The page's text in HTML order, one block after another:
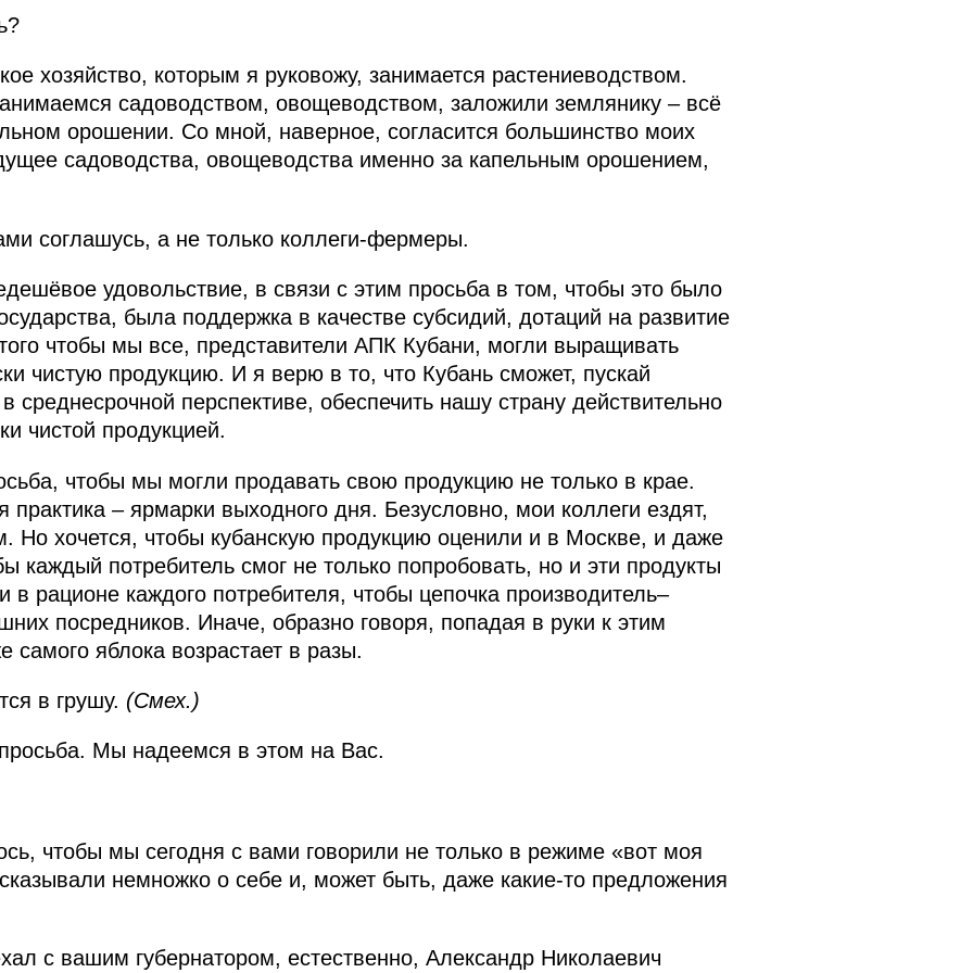
хозяйство, которым я руковожу, занимается растениеводством.
садоводством, овощеводством, заложили землянику – всё
орошении. Со мной, наверное, согласится большинство моих
садоводства, овощеводства именно за капельным орошением,
соглашусь, а не только коллеги-фермеры.
удовольствие, в связи с этим просьба в том, чтобы это было
была поддержка в качестве субсидий, дотаций на развитие
чтобы мы все, представители АПК Кубани, могли выращивать
чистую продукцию. И я верю в то, что Кубань сможет, пускай
среднесрочной перспективе, обеспечить нашу страну действительно
чистой продукцией.
чтобы мы могли продавать свою продукцию не только в крае.
практика – ярмарки выходного дня. Безусловно, мои коллеги ездят,
Но хочется, чтобы кубанскую продукцию оценили и в Москве, и даже
каждый потребитель смог не только попробовать, но и эти продукты
в рационе каждого потребителя, чтобы цепочка производитель–
посредников. Иначе, образно говоря, попадая в руки к этим
самого яблока возрастает в разы.
в грушу. (Смех.)
Мы надеемся в этом на Вас.
чтобы мы сегодня с вами говорили не только в режиме «вот моя
немножко о себе и, может быть, даже какие‑то предложения
с вашим губернатором, естественно, Александр Николаевич